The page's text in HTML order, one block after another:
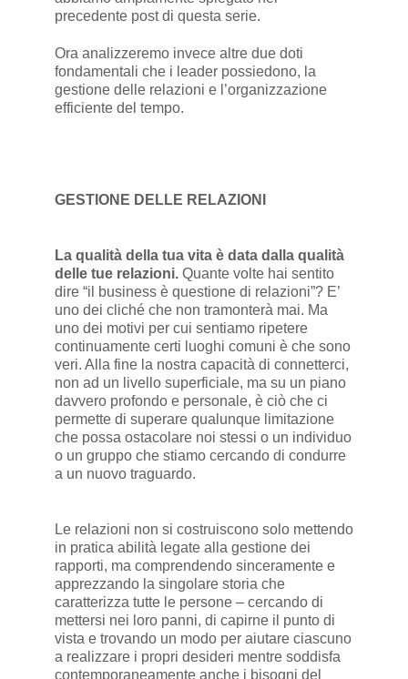
precedente postdi questa serie.
Ora analizzeremo invece altre due doti
fondamentali che i leader possiedono, la
gestione delle relazioni e l’organizzazione
efficiente del tempo.
GESTIONE DELLE RELAZIONI
La qualità della tua vita è data dalla qualità
delle tue relazioni. Quante volte hai sentito
dire “il business è questione di relazioni”? E’
uno dei cliché che non tramonterà mai. Ma
uno dei motivi per cui sentiamo ripetere
continuamente certi luoghi comuni è che sono
veri. Alla fine la nostra capacità di connetterci,
non ad un livello superficiale, ma su un piano
davvero profondo e personale, è ciò che ci
permette di superare qualunque limitazione
che possa ostacolare noi stessi o un individuo
o un gruppo che stiamo cercando di condurre
a un nuovo traguardo.
Le relazioni non si costruiscono solo mettendo
in pratica abilità legate alla gestione dei
rapporti, ma comprendendo sinceramente e
apprezzando la singolare storia che
caratterizza tutte le persone – cercando di
mettersi nei loro panni, di capirne il punto di
vista e trovando un modo per aiutare ciascuno
a realizzare i propri desideri mentre soddisfa
contemporaneamente anche i bisogni del